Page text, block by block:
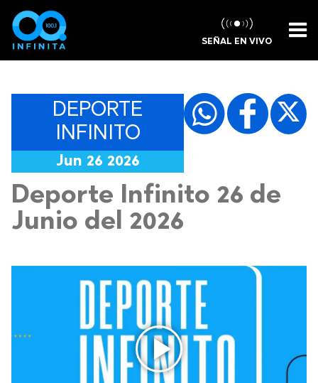
SEÑAL EN VIVO
DEPORTE
INFINITO
Jun 26 2026
Deporte Infinito 26 de
Junio del 2026